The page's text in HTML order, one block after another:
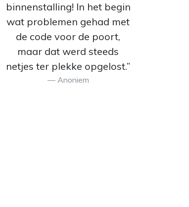
binnenstalling! In het begin
wat problemen gehad met
de code voor de poort,
maar dat werd steeds
netjes ter plekke opgelost.”
Anoniem